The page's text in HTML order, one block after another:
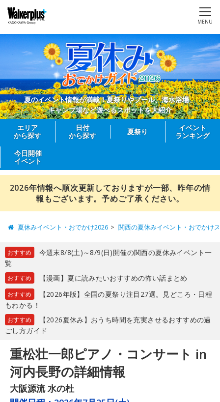
MENU
夏のイベント情報が満載！夏祭りやプール、海水浴場、
キャンプ場など遊べるスポットを大紹介
エリア
から探す
日付
から探す
夏祭り
イベント
ランキング
今日開催
イベント
2026年情報へ順次更新しておりますが一部、昨年の情
報もございます。予めご了承ください。
夏休みイベント・おでかけ2026 関西の夏休みイベント・おでかけ
おすすめ
今週末8/8(土)～8/9(日)開催の関西の夏休みイベント一
覧
おすすめ 【漫画】夏に読みたいおすすめの怖い話まとめ
おすすめ
【2026年版】全国の夏祭り注目27選。見どころ・日程
もわかる！
おすすめ
【2026夏休み】おうち時間を充実させるおすすめの過
ごし方ガイド
重松壮一郎ピアノ・コンサート in
河内長野の詳細情報
大阪源流 水の杜